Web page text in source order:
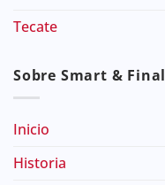
Tecate
Sobre Smart & Final
Inicio
Historia